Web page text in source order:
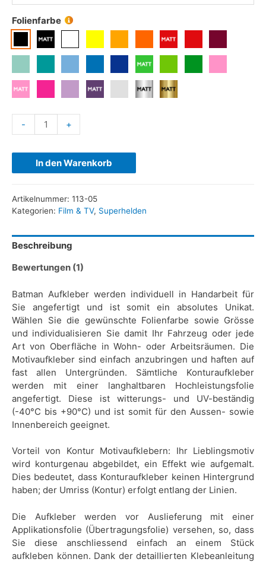
Folienfarbe
- +
In den Warenkorb
Artikelnummer: 113-05
Kategorien: Film & TV, Superhelden
Beschreibung
Bewertungen (1)
Batman Aufkleber werden individuell in Handarbeit für
Sie angefertigt und ist somit ein absolutes Unikat.
Wählen Sie die gewünschte Folienfarbe sowie Grösse
und individualisieren Sie damit Ihr Fahrzeug oder jede
Art von Oberfläche in Wohn- oder Arbeitsräumen. Die
Motivaufkleber sind einfach anzubringen und haften auf
fast allen Untergründen. Sämtliche Konturaufkleber
werden mit einer langhaltbaren Hochleistungsfolie
angefertigt. Diese ist witterungs- und UV-beständig
(-40°C bis +90°C) und ist somit für den Aussen- sowie
Innenbereich geeignet.
Vorteil von Kontur Motivaufklebern: Ihr Lieblingsmotiv
wird konturgenau abgebildet, ein Effekt wie aufgemalt.
Dies bedeutet, dass Konturaufkleber keinen Hintergrund
haben; der Umriss (Kontur) erfolgt entlang der Linien.
Die Aufkleber werden vor Auslieferung mit einer
Applikationsfolie (Übertragungsfolie) versehen, so, dass
Sie diese anschliessend einfach an einem Stück
aufkleben können. Dank der detaillierten Klebeanleitung